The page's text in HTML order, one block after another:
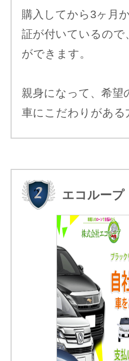
購入してから3ヶ月
証が付いているので
ができます。
親身になって、希
車にこだわりがあ
エコループ